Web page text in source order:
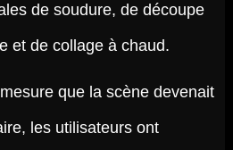
de soudure, de découpe
et de collage à chaud.
que la scène devenait
les utilisateurs ont